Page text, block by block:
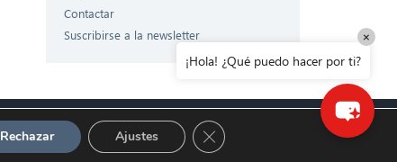
Contactar
Suscribirse a la newsletter
Rechazar Ajustes Cerrar el banner de cookies
¡Hola! ¿Qué puedo hacer por ti?
×